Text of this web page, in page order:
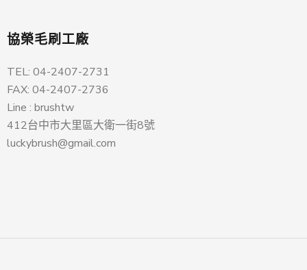
協榮毛刷工廠
TEL: 04-2407-2731
FAX: 04-2407-2736
Line : brushtw
412台中市大里區大衛一街8號
luckybrush@gmail.com